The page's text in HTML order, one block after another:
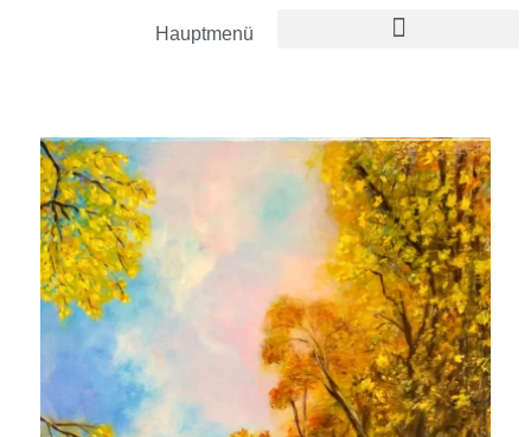
Hauptmenü